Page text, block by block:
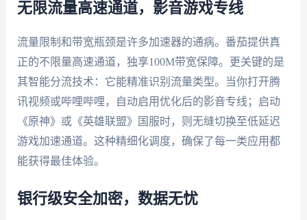
无限流量高速通道，影音游戏专线
流量限制和带宽瓶颈是许多加速器的通病。番茄提供真
正的不限量高速通道，独享100M带宽保障。更关键的是
其智能分流技术：它能精准识别流量类型。当你打开腾
讯视频或哔哩哔哩，自动启用优化后的影音专线；启动
《原神》或《英雄联盟》国服时，则无缝切换至低延迟
游戏加速通道。这种精细化调度，确保了每一类应用都
能获得最佳体验。
银行级安全加密，数据无忧